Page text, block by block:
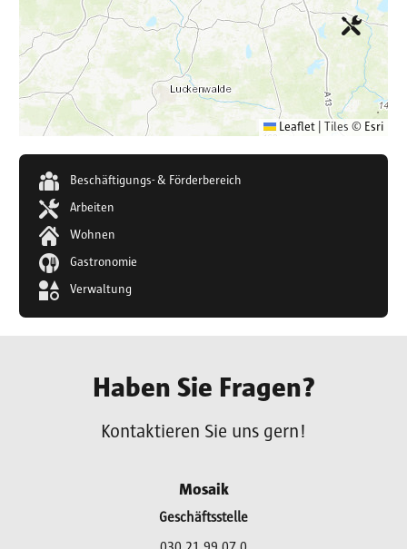
Leaflet Tiles © Esri
Beschäftigungs- & Förderbereich
Arbeiten
Wohnen
Gastronomie
Verwaltung
Haben Sie Fragen?
Kontaktieren Sie uns gern!
Mosaik
Geschäftsstelle